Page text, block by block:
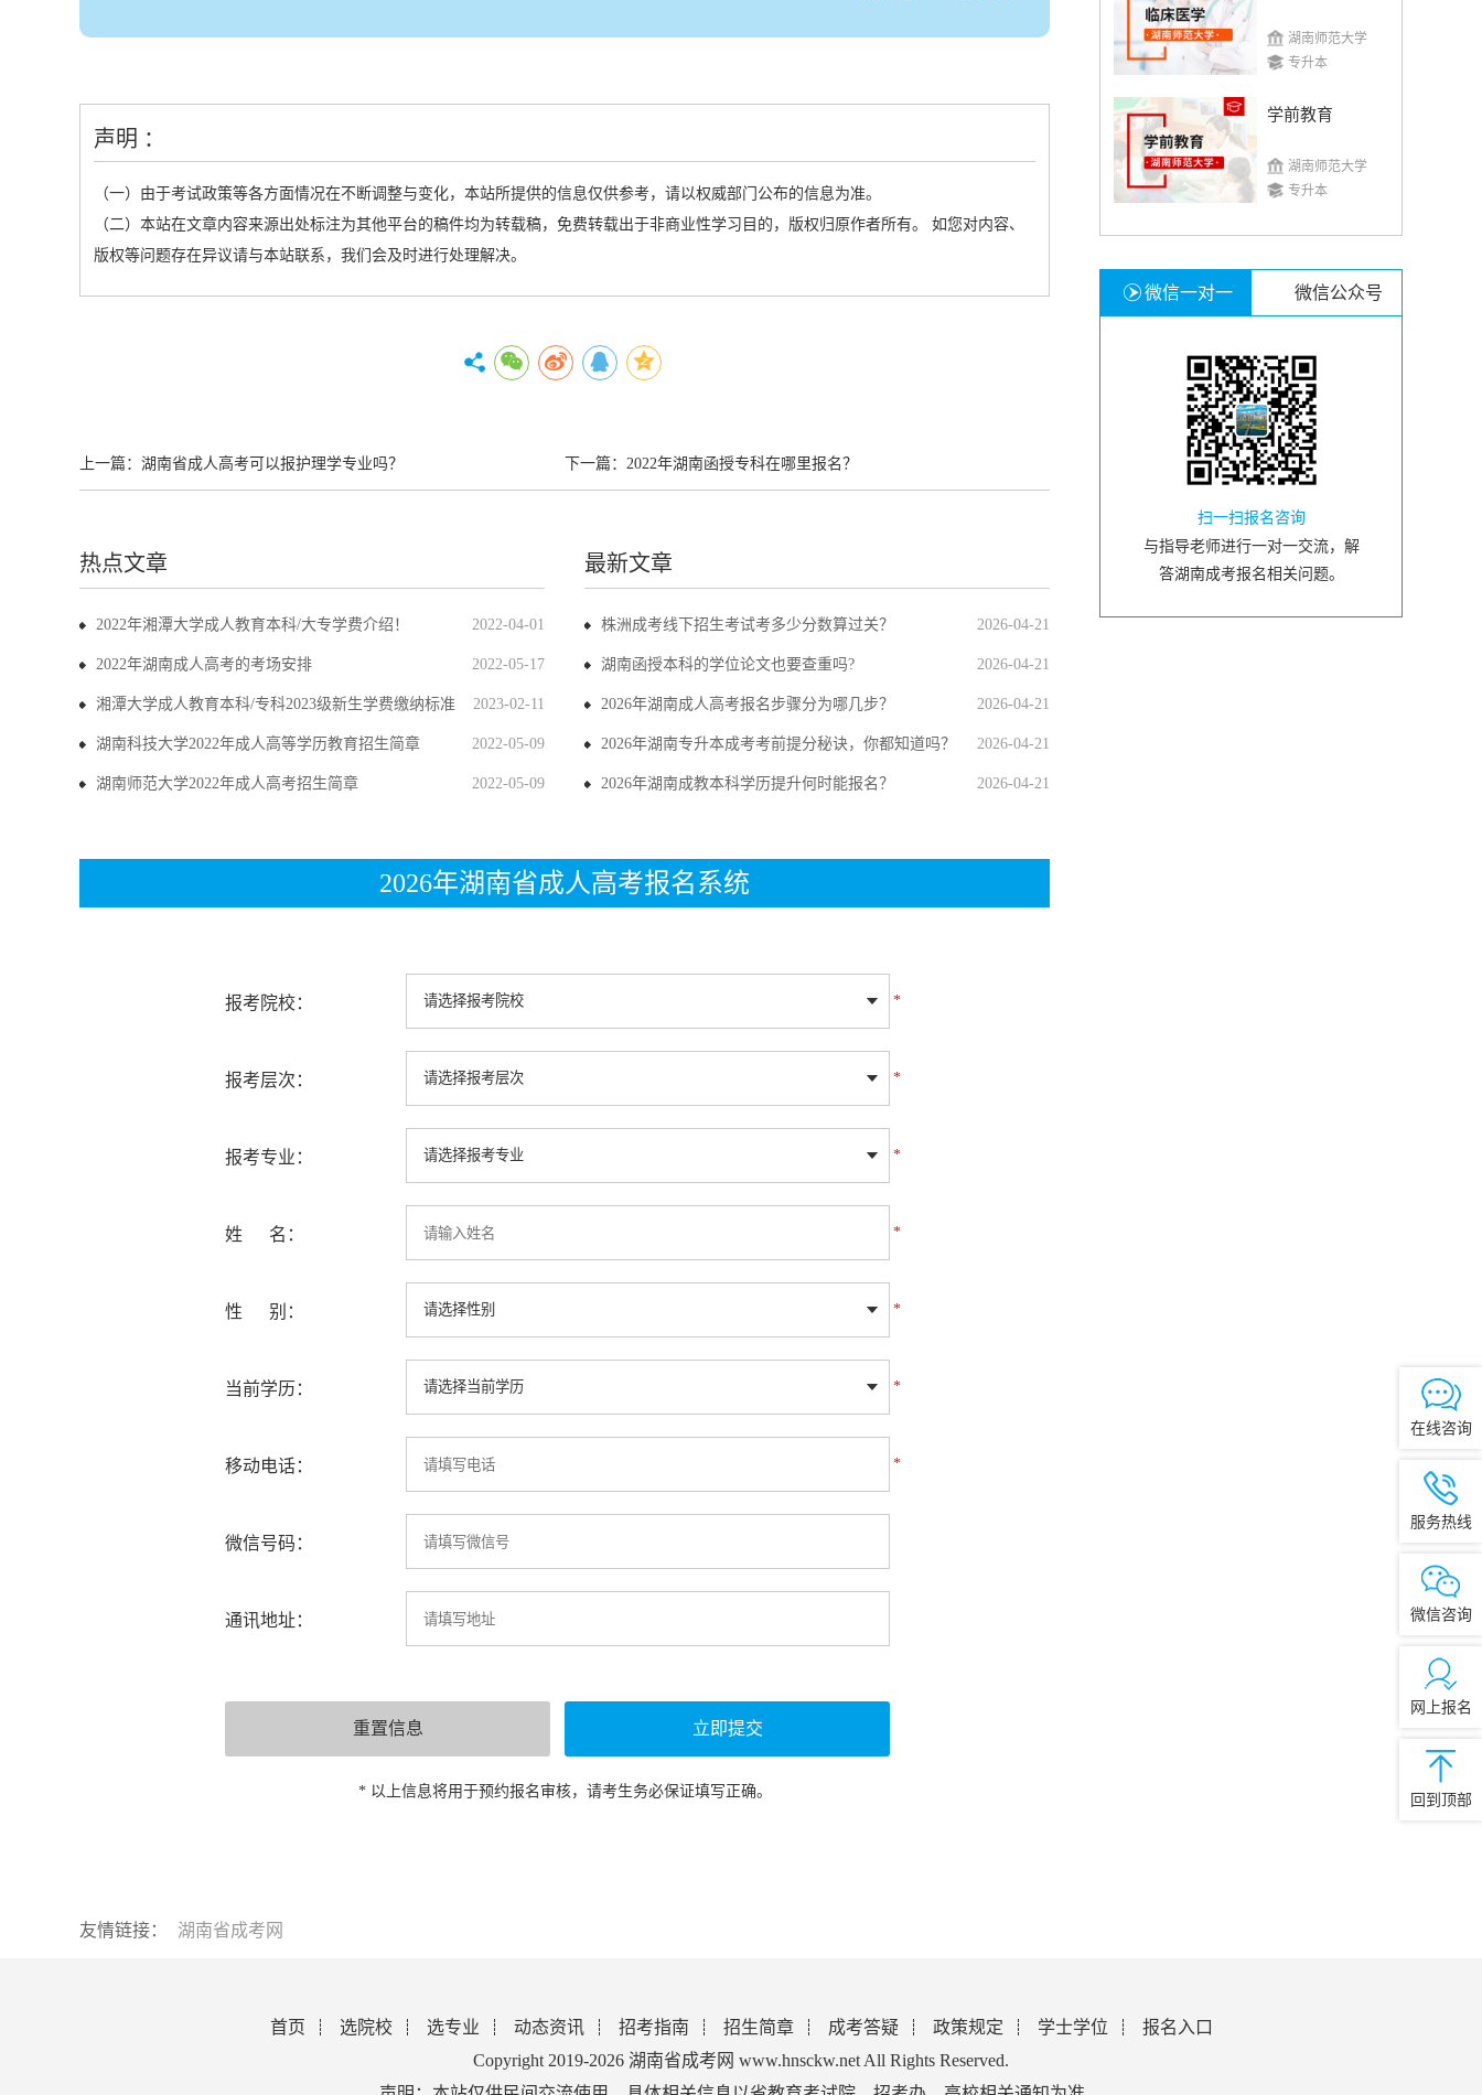
声明 ：
（一）由于考试政策等各方面情况在不断调整与变化，本站所提供的信息仅供参考，请以权威部门公布的信息为准。
（二）本站在文章内容来源出处标注为其他平台的稿件均为转载稿，免费转载出于非商业性学习目的，版权归原作者所有。 如您对内容、
版权等问题存在异议请与本站联系，我们会及时进行处理解决。
上一篇： 湖南省成人高考可以报护理学专业吗？ 下一篇： 2022年湖南函授专科在哪里报名？
热点文章
2022-04-01
2022年湘潭大学成人教育本科/大专学费介绍！
2022-05-17
2022年湖南成人高考的考场安排
2023-02-11
湘潭大学成人教育本科/专科2023级新生学费缴纳标准
2022-05-09
湖南科技大学2022年成人高等学历教育招生简章
2022-05-09
湖南师范大学2022年成人高考招生简章
最新文章
2026-04-21
株洲成考线下招生考试考多少分数算过关？
2026-04-21
湖南函授本科的学位论文也要查重吗?
2026-04-21
2026年湖南成人高考报名步骤分为哪几步？
2026-04-21
2026年湖南专升本成考考前提分秘诀，你都知道吗？
2026-04-21
2026年湖南成教本科学历提升何时能报名？
2026年湖南省成人高考报名系统
报考院校： *
报考层次： *
报考专业： *
姓 名： *
性 别： *
当前学历： *
移动电话： *
微信号码：
通讯地址：
* 以上信息将用于预约报名审核，请考生务必保证填写正确。
湖南师范大学
专升本
学前教育
湖南师范大学
专升本
微信一对一 微信公众号
扫一扫报名咨询
与指导老师进行一对一交流，解
答湖南成考报名相关问题。
友情链接： 湖南省成考网
首页 选院校 选专业 动态资讯 招考指南 招生简章 成考答疑 政策规定 学士学位
报名入口
Copyright 2019-2026 湖南省成考网 www.hnsckw.net All Rights Reserved.
在线咨询
服务热线
微信咨询
网上报名
回到顶部